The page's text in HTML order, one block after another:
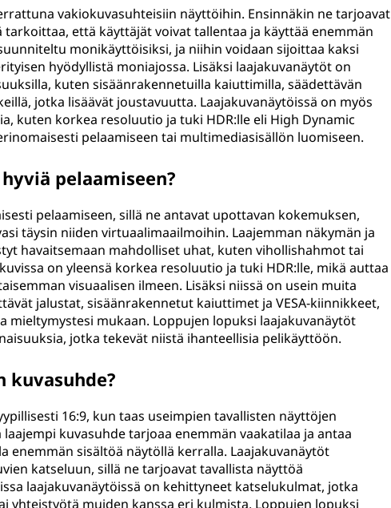
vakiokuvasuhteisiin näyttöihin. Ensinnäkin ne tarjoavat
että käyttäjät voivat tallentaa ja käyttää enemmän
monikäyttöisiksi, ja niihin voidaan sijoittaa kaksi
hyödyllistä moniajossa. Lisäksi laajakuvanäytöt on
kuten sisäänrakennetuilla kaiuttimilla, säädettävän
jotka lisäävät joustavuutta. Laajakuvanäytöissä on myös
kuten korkea resoluutio ja tuki HDR:lle eli High Dynamic
pelaamiseen tai multimediasisällön luomiseen.
pelaamiseen?
pelaamiseen, sillä ne antavat upottavan kokemuksen,
täysin niiden virtuaalimaailmoihin. Laajemman näkymän ja
havaitsemaan mahdolliset uhat, kuten vihollishahmot tai
on yleensä korkea resoluutio ja tuki HDR:lle, mikä auttaa
visuaalisen ilmeen. Lisäksi niissä on usein muita
jalustat, sisäänrakennetut kaiuttimet ja VESA-kiinnikkeet,
mieltymystesi mukaan. Loppujen lopuksi laajakuvanäytöt
jotka tekevät niistä ihanteellisia pelikäyttöön.
kuvasuhde?
16:9, kun taas useimpien tavallisten näyttöjen
kuvasuhde tarjoaa enemmän vaakatilaa ja antaa
enemmän sisältöä näytöllä kerralla. Laajakuvanäytöt
katseluun, sillä ne tarjoavat tavallista näyttöä
laajakuvanäytöissä on kehittyneet katselukulmat, jotka
yhteistyötä muiden kanssa eri kulmista. Loppujen lopuksi